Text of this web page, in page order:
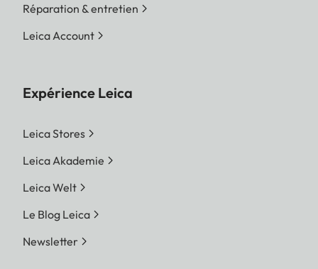
Réparation & entretien
Leica Account
Expérience Leica
Leica Stores
Leica Akademie
Leica Welt
Le Blog Leica
Newsletter